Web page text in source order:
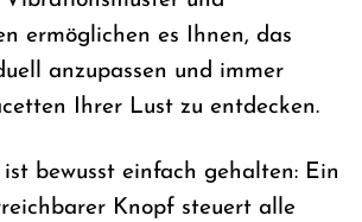
ermöglichen es Ihnen, das
anzupassen und immer
Ihrer Lust zu entdecken.
bewusst einfach gehalten: Ein
Knopf steuert alle